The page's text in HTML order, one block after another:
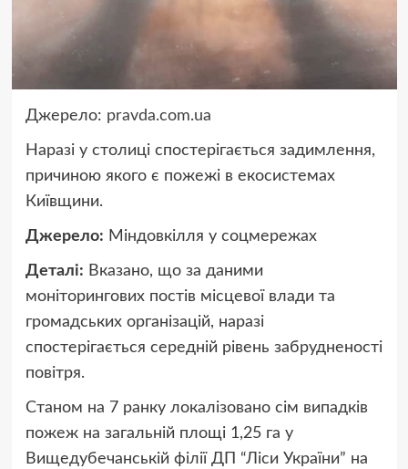
Джерело: pravda.com.ua
Наразі у столиці спостерігається задимлення,
причиною якого є пожежі в екосистемах
Київщини.
Джерело: Міндовкілля у соцмережах
Деталі: Вказано, що за даними
моніторингових постів місцевої влади та
громадських організацій, наразі
спостерігається середній рівень забрудненості
повітря.
Станом на 7 ранку локалізовано сім випадків
пожеж на загальній площі 1,25 га у
Вищедубечанській філії ДП “Ліси України” на